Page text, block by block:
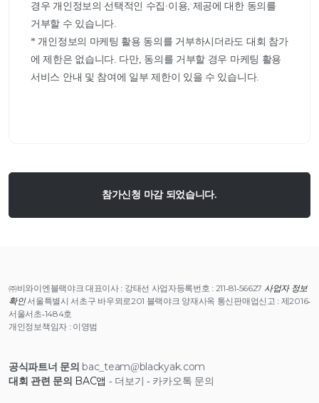
경우 개인정보의 선택적인 수집∙이용, 제공에 대한 동의를
거부할 수 있습니다.
* 개인정보의 마케팅 활용 동의를 거부하시더라도 대회 참가
에 제한은 없습니다. 다만, 동의를 거부할 경우 마케팅 활용
서비스 안내 및 참여에 일부 제한이 있을 수 있습니다.
참가신청 마감 되었습니다.
㈜비와이엔블랙야크 대표이사 : 강태선 사업자등록번호 : 211-81-56627 사업자 정보
확인서울특별시 서초구 바우뫼로201 블랙야크 양재사옥 통신판매업신고 : 제2016-
서울서초-1484호
개인정보책임자 : 이영범
공식파트너 문의 bac_team@blackyak.com
대회 관련 문의 BAC앱 - 더보기 - 카카오톡 문의